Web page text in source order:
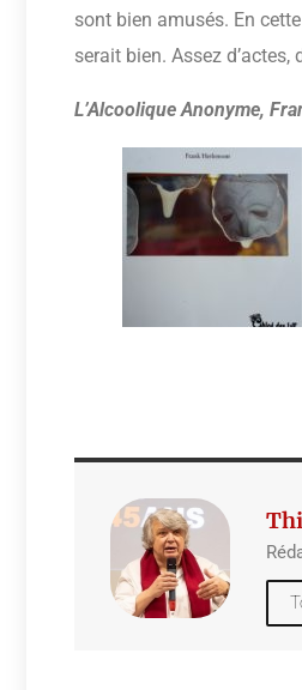
sont bien amusés. En
serait bien. Assez
L’Alcoolique Anonyme,